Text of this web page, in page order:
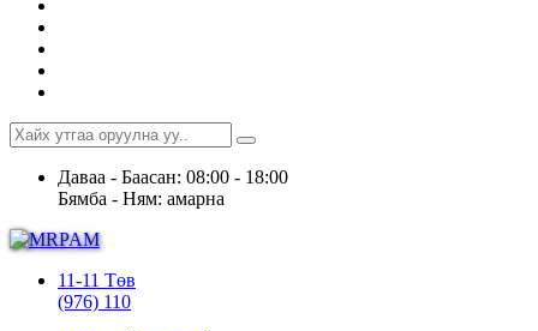
Даваа - Баасан: 08:00 - 18:00
Бямба - Ням: амарна
11-11 Төв
(976) 110